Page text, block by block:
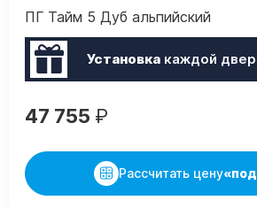
ПГ Тайм 5 Дуб альпийский
Установкакаждой
47 755 ₽
Рассчитать цену